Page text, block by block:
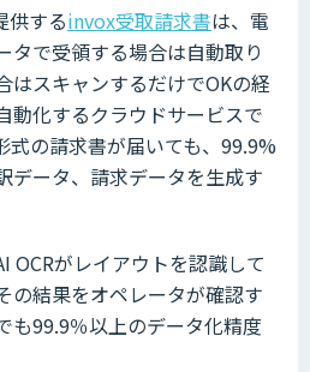
供するinvox受取請求書は、電
タで受領する場合は自動取り
はスキャンするだけでOKの経
動化するクラウドサービスで
式の請求書が届いても、99.9%
データ、請求データを生成す
OCRがレイアウトを認識して
の結果をオペレータが確認す
も99.9％以上のデータ化精度